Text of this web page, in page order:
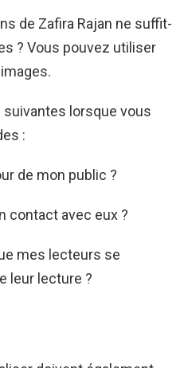
de Zafira Rajan ne suffit-
? Vous pouvez utiliser
lorsque vous
:
de mon public ?
contact avec eux ?
mes lecteurs se
leur lecture ?